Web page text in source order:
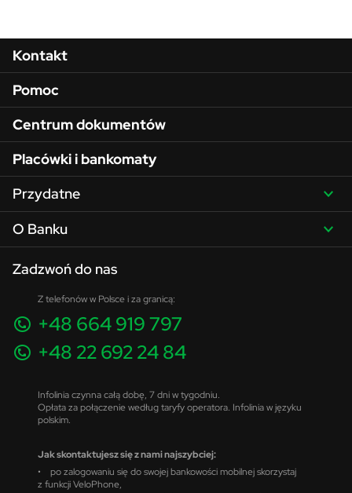
Menu w stopce
Kontakt
Pomoc
Centrum dokumentów
Placówki i bankomaty
Przydatne
O Banku
Zadzwoń do nas
Z telefonów w Polsce i za granicą:
+48 664 919 797
+48 22 692 24 84
Infolinia czynna całą dobę, 7 dni w tygodniu.
Opłata za połączenie według taryfy operatora. Infolinia w języku
polskim.
Jak skontaktujesz się z nami najszybciej:
• po zalogowaniu się do swojej bankowości mobilnej skorzystaj
z funkcji VeloPhone,